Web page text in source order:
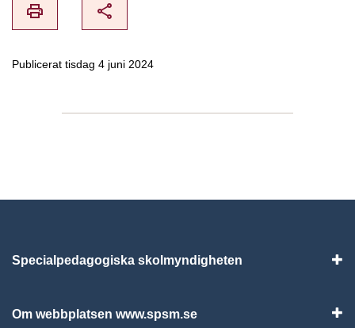
print share
Publicerat tisdag 4 juni 2024
Specialpedagogiska skolmyndigheten
Om webbplatsen www.spsm.se